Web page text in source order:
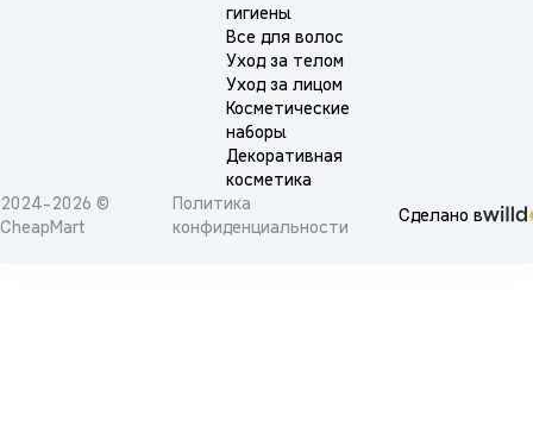
гигиены
Все для волос
Уход за телом
Уход за лицом
Косметические
наборы
Декоративная
косметика
2024-2026 ©
CheapMart
Политика
конфиденциальности
Сделано в